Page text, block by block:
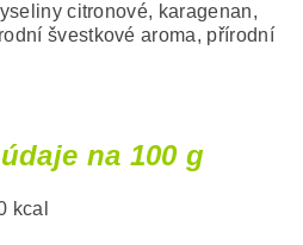
citronové, karagenan,
švestkové aroma, přírodní
na 100 g
kcal